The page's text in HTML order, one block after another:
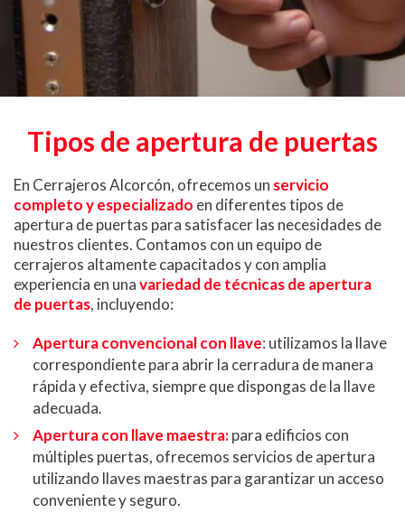
Tipos de apertura de puertas
En Cerrajeros Alcorcón, ofrecemos un servicio
completo y especializado en diferentes tipos de
apertura de puertas para satisfacer las necesidades de
nuestros clientes. Contamos con un equipo de
cerrajeros altamente capacitados y con amplia
experiencia en unavariedad de técnicas de apertura
de puertas, incluyendo:
Apertura convencional con llave: utilizamos la llave
correspondiente para abrir la cerradura de manera
rápida y efectiva, siempre que dispongas de la llave
adecuada.
Apertura con llave maestra:para edificios con
múltiples puertas, ofrecemos servicios de apertura
utilizando llaves maestras para garantizar un acceso
conveniente y seguro.